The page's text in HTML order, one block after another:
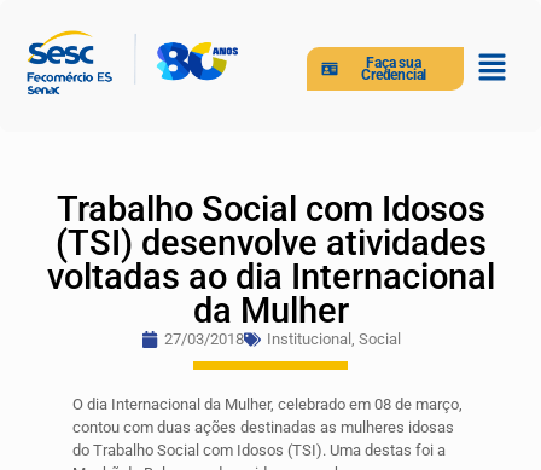
Faça sua
Credencial
Trabalho Social com Idosos
(TSI) desenvolve atividades
voltadas ao dia Internacional
da Mulher
27/03/2018 Institucional , Social
O dia Internacional da Mulher, celebrado em 08 de março,
contou com duas ações destinadas as mulheres idosas
do Trabalho Social com Idosos (TSI). Uma destas foi a